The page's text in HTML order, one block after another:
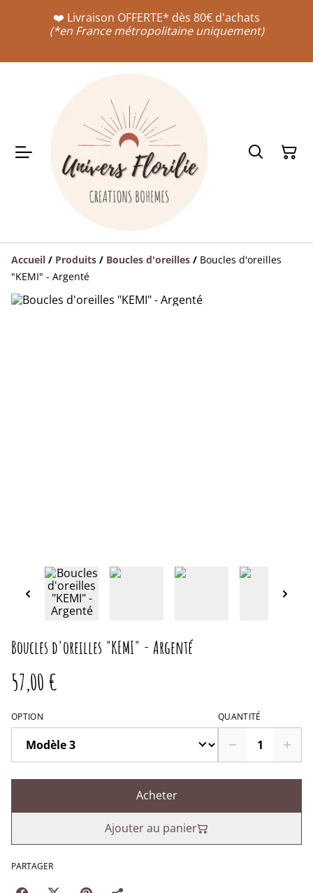
❤️ Livraison OFFERTE* dès 80€ d'achats
(*en France métropolitaine uniquement)
Accueil / Produits / Boucles d'oreilles / Boucles d'oreilles
"KEMI" - Argenté
Boucles d'oreilles "KEMI" - Argenté
57,00 €
OPTION QUANTITÉ
Acheter
Ajouter au panier
PARTAGER